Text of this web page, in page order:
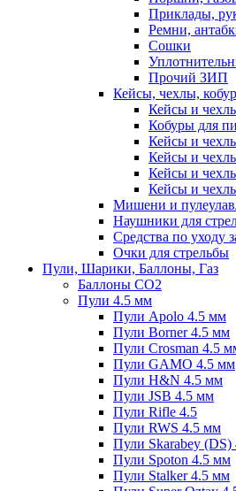
Приклады,
Ремни,
Сошки
Прочий ЗИП
Кейсы, чехлы,
Кейсы и
Кобуры для
Кейсы и
Кейсы и
Кейсы и
Кейсы и
Мишени и
Наушники для
Средства по уходу
Очки для стрельбы
Пули, Шарики, Баллоны, Газ
Баллоны CO2
Пули 4.5 мм
Пули Apolo 4.5 мм
Пули Borner 4.5 мм
Пули Crosman 4.5
Пули GAMO 4.5 мм
Пули H&N 4.5 мм
Пули JSB 4.5 мм
Пули Rifle 4.5
Пули RWS 4.5 мм
Пули Skarabey
Пули Spoton 4.5 мм
Пули Stalker 4.5 мм